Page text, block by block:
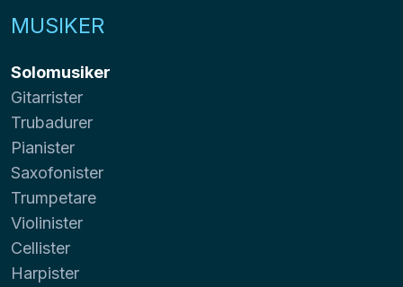
MUSIKER
Solomusiker
Gitarrister
Trubadurer
Pianister
Saxofonister
Trumpetare
Violinister
Cellister
Harpister